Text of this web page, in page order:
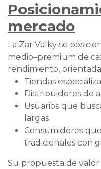
mercado
La Zar Valky se
medio–premium de
rendimiento, orientada
Tiendas
Distribuidores de
Usuarios que
largas
Consumidores
tradicionales con
Su propuesta de